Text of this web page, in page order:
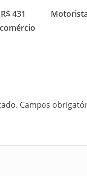
431
Campos